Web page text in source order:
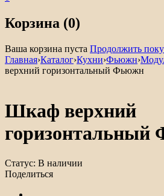
Корзина (0)
Ваша корзина пуста Продолжить
Главная›Каталог›Кухни›Фьюжн›
верхний горизонтальный Фьюжн
Шкаф верхний
Статус: В наличии
Поделиться